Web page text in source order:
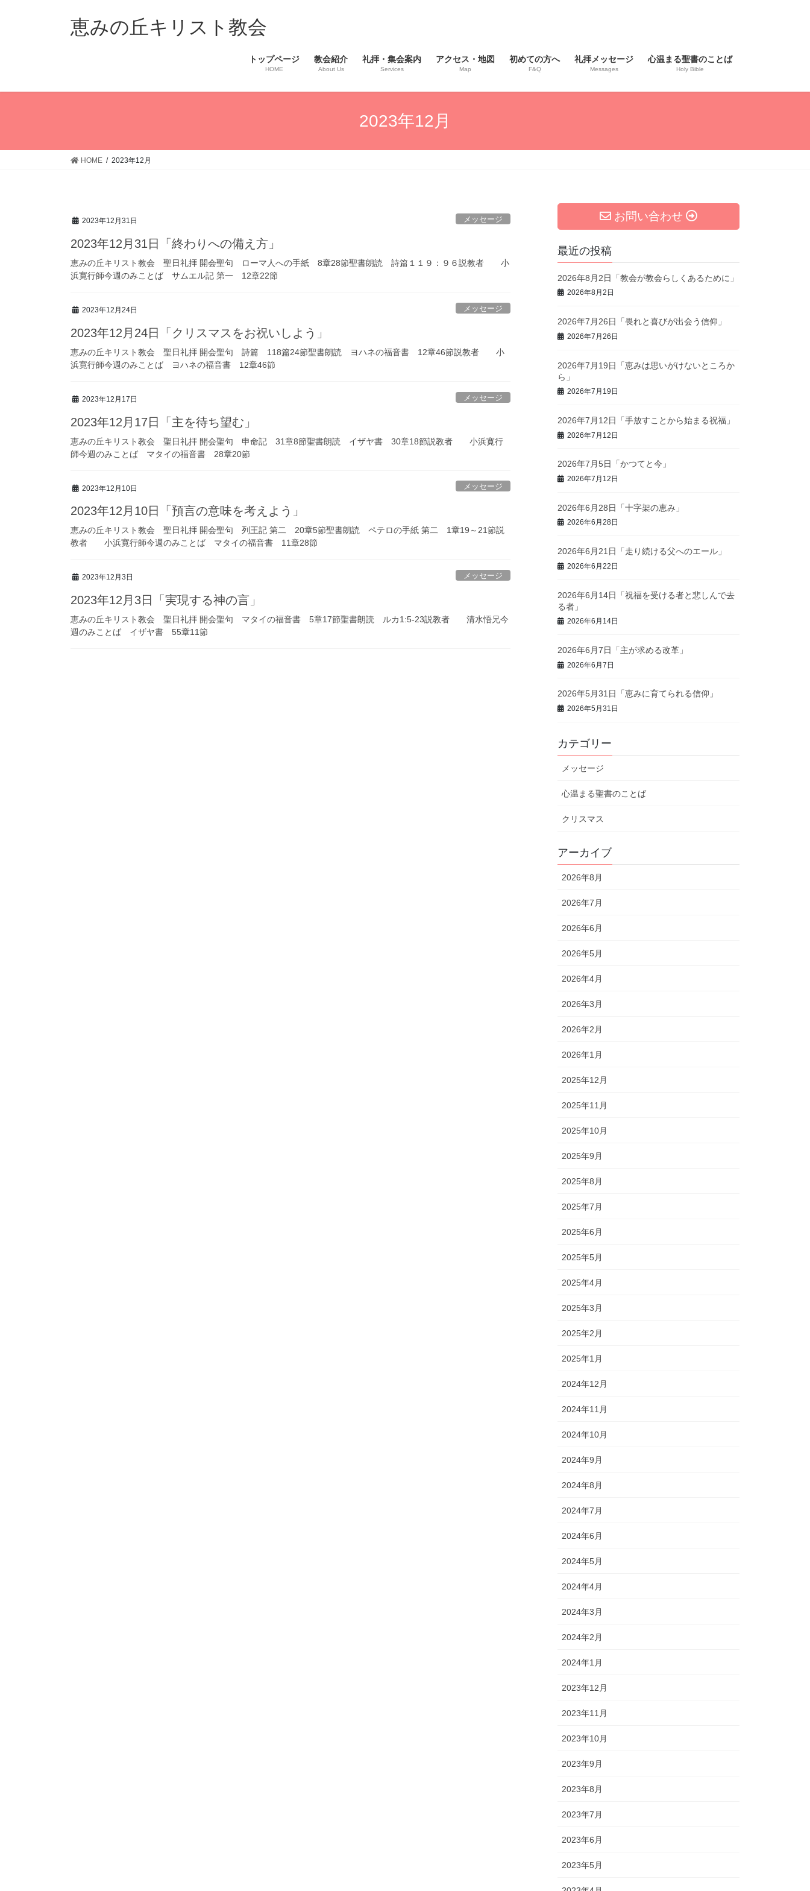
ス
ン
恵みの丘キリスト教会
トップページ
HOME
教会紹介
About Us
礼拝・集会案内
Services
アクセス・地図
Map
初めての方へ
F&Q
礼拝メッセージ
Messages
心温まる聖書のことば
Holy Bible
2023年12月
HOME 2023年12月
2023年12月31日 メッセージ
2023年12月31日「終わりへの備え方」
恵みの丘キリスト教会 聖日礼拝 開会聖句 ローマ人への手紙 8章28節聖書朗読 詩篇１１９：９６説教者 小
浜寛行師今週のみことば サムエル記 第一 12章22節
2023年12月24日 メッセージ
2023年12月24日「クリスマスをお祝いしよう」
恵みの丘キリスト教会 聖日礼拝 開会聖句 詩篇 118篇24節聖書朗読 ヨハネの福音書 12章46節説教者 小
浜寛行師今週のみことば ヨハネの福音書 12章46節
2023年12月17日 メッセージ
2023年12月17日「主を待ち望む」
恵みの丘キリスト教会 聖日礼拝 開会聖句 申命記 31章8節聖書朗読 イザヤ書 30章18節説教者 小浜寛行
師今週のみことば マタイの福音書 28章20節
2023年12月10日 メッセージ
2023年12月10日「預言の意味を考えよう」
恵みの丘キリスト教会 聖日礼拝 開会聖句 列王記 第二 20章5節聖書朗読 ペテロの手紙 第二 1章19～21節説
教者 小浜寛行師今週のみことば マタイの福音書 11章28節
2023年12月3日 メッセージ
2023年12月3日「実現する神の言」
恵みの丘キリスト教会 聖日礼拝 開会聖句 マタイの福音書 5章17節聖書朗読 ルカ1:5-23説教者 清水悟兄今
週のみことば イザヤ書 55章11節
お問い合わせ
最近の投稿
2026年8月2日「教会が教会らしくあるために」
2026年8月2日
2026年7月26日「畏れと喜びが出会う信仰」
2026年7月26日
2026年7月19日「恵みは思いがけないところか
ら」
2026年7月19日
2026年7月12日「手放すことから始まる祝福」
2026年7月12日
2026年7月5日「かつてと今」
2026年7月12日
2026年6月28日「十字架の恵み」
2026年6月28日
2026年6月21日「走り続ける父へのエール」
2026年6月22日
2026年6月14日「祝福を受ける者と悲しんで去
る者」
2026年6月14日
2026年6月7日「主が求める改革」
2026年6月7日
2026年5月31日「恵みに育てられる信仰」
2026年5月31日
カテゴリー
メッセージ
心温まる聖書のことば
クリスマス
アーカイブ
2026年8月
2026年7月
2026年6月
2026年5月
2026年4月
2026年3月
2026年2月
2026年1月
2025年12月
2025年11月
2025年10月
2025年9月
2025年8月
2025年7月
2025年6月
2025年5月
2025年4月
2025年3月
2025年2月
2025年1月
2024年12月
2024年11月
2024年10月
2024年9月
2024年8月
2024年7月
2024年6月
2024年5月
2024年4月
2024年3月
2024年2月
2024年1月
2023年12月
2023年11月
2023年10月
2023年9月
2023年8月
2023年7月
2023年6月
2023年5月